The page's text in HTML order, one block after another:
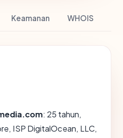
Keamanan WHOIS
: 25 tahun,
ISP DigitalOcean, LLC,